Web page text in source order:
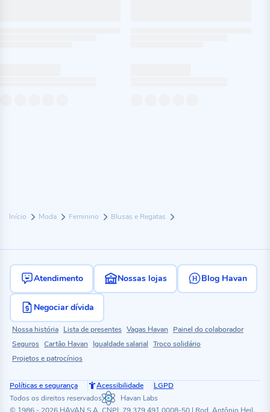
Início Moda Feminino Blusas e Regatas
Atendimento Nossas lojas Blog Havan
Negociar dívida
Nossa história Lista de presentes Vagas Havan
Painel do colaborador
Seguros Cartão Havan Igualdade salarial Troco solidário
Projetos e patrocínios
Políticas e segurança Acessibilidade
LGPD
Todos os direitos reservados
Havan Labs